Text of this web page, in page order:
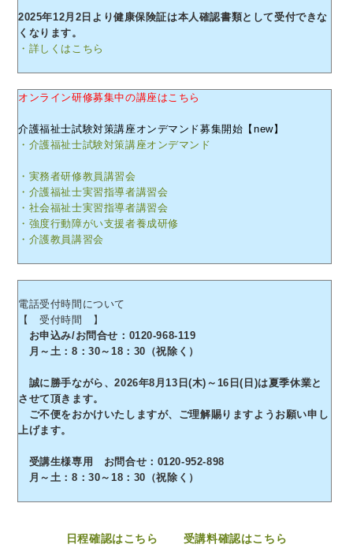
2025年12月2日より健康保険証は本人確認書類として受付できな
くなります。
・詳しくはこちら
オンライン研修募集中の講座はこちら
介護福祉士試験対策講座オンデマンド募集開始【new】
・介護福祉士試験対策講座オンデマンド
・実務者研修教員講習会
・介護福祉士実習指導者講習会
・社会福祉士実習指導者講習会
・強度行動障がい支援者養成研修
・介護教員講習会
電話受付時間について
【 受付時間 】
お申込み/お問合せ：0120-968-119
月～土：8：30～18：30（祝除く）
誠に勝手ながら、2026年8月13日(木)～16日(日)は夏季休業と
させて頂きます。
ご不便をおかけいたしますが、ご理解賜りますようお願い申し
上げます。
受講生様専用 お問合せ：0120-952-898
月～土：8：30～18：30（祝除く）
日程確認はこちら 受講料確認はこちら